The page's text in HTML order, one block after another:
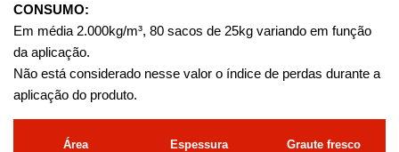
CONSUMO:
Em média 2.000kg/m³, 80 sacos de 25kg variando em função
da aplicação.
Não está considerado nesse valor o índice de perdas durante a
aplicação do produto.
Área Espessura Graute fresco